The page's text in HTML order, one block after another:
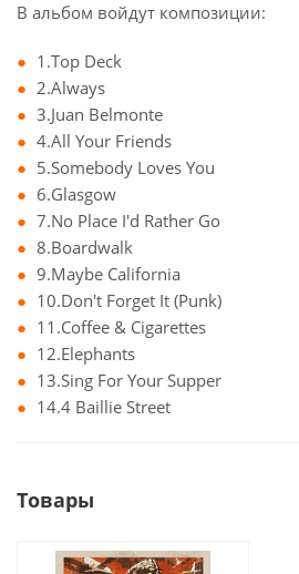
В альбом войдут композиции:
1.Top Deck
2.Always
3.Juan Belmonte
4.All Your Friends
5.Somebody Loves You
6.Glasgow
7.No Place I'd Rather Go
8.Boardwalk
9.Maybe California
10.Don't Forget It (Punk)
11.Coffee & Cigarettes
12.Elephants
13.Sing For Your Supper
14.4 Baillie Street
Товары